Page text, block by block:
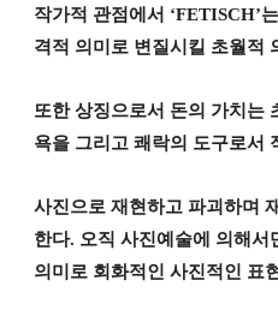
작가적 관점에서 ‘FETISCH’
격적 의미로 변질시킬 초월적
또한 상징으로서 돈의 가치는
욕을 그리고 쾌락의 도구로서
사진으로 재현하고 파괴하며
한다. 오직 사진예술에 의해서
의미로 회화적인 사진적인 표